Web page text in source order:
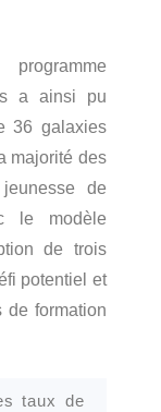
a ainsi pu
36 galaxies
majorité des
de
le modèle
de trois
potentiel et
de formation
taux de